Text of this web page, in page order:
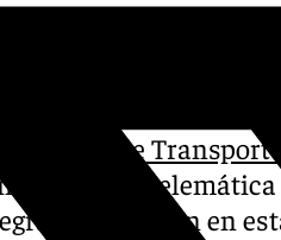
Ministerio de
la reunión telemática
del tren en